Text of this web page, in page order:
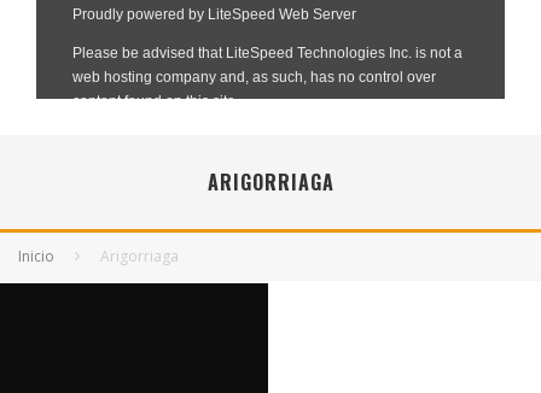
ARIGORRIAGA
Inicio Arigorriaga